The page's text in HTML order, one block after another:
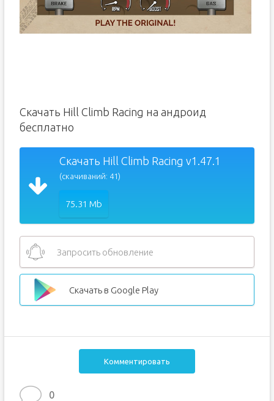
Скачать Hill Climb Racing на андроид
бесплатно
Скачать Hill Climb Racing v1.47.1
(скачиваний: 41)
75.31 Mb
Запросить обновление
Скачать в Google Play
Комментировать
0